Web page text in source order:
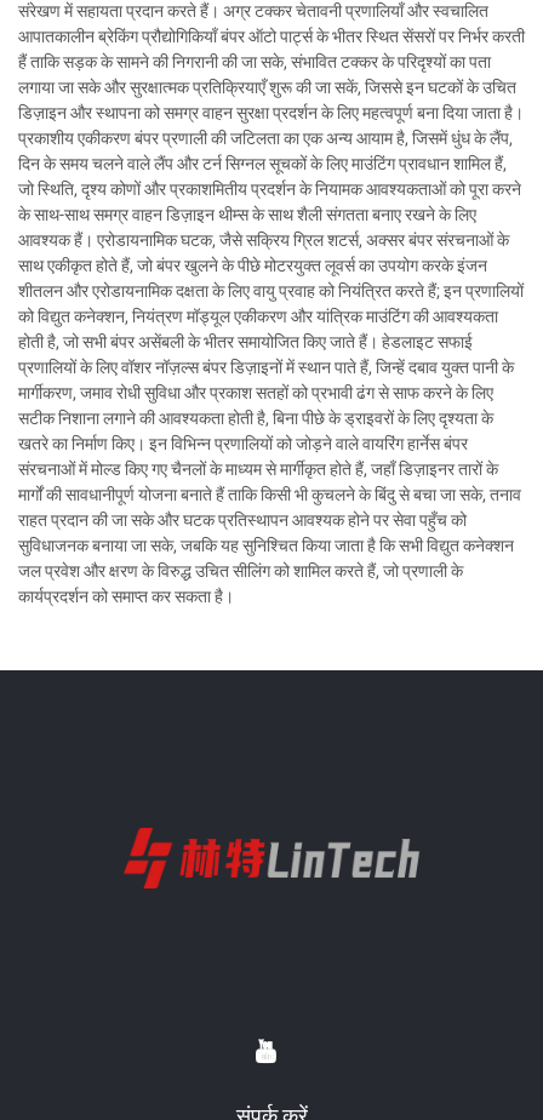
संरेखण में सहायता प्रदान करते हैं। अग्र टक्कर चेतावनी प्रणालियाँ और स्वचालित
आपातकालीन ब्रेकिंग प्रौद्योगिकियाँ बंपर ऑटो पार्ट्स के भीतर स्थित सेंसरों पर निर्भर करती
हैं ताकि सड़क के सामने की निगरानी की जा सके, संभावित टक्कर के परिदृश्यों का पता
लगाया जा सके और सुरक्षात्मक प्रतिक्रियाएँ शुरू की जा सकें, जिससे इन घटकों के उचित
डिज़ाइन और स्थापना को समग्र वाहन सुरक्षा प्रदर्शन के लिए महत्वपूर्ण बना दिया जाता है।
प्रकाशीय एकीकरण बंपर प्रणाली की जटिलता का एक अन्य आयाम है, जिसमें धुंध के लैंप,
दिन के समय चलने वाले लैंप और टर्न सिग्नल सूचकों के लिए माउंटिंग प्रावधान शामिल हैं,
जो स्थिति, दृश्य कोणों और प्रकाशमितीय प्रदर्शन के नियामक आवश्यकताओं को पूरा करने
के साथ-साथ समग्र वाहन डिज़ाइन थीम्स के साथ शैली संगतता बनाए रखने के लिए
आवश्यक हैं। एरोडायनामिक घटक, जैसे सक्रिय ग्रिल शटर्स, अक्सर बंपर संरचनाओं के
साथ एकीकृत होते हैं, जो बंपर खुलने के पीछे मोटरयुक्त लूवर्स का उपयोग करके इंजन
शीतलन और एरोडायनामिक दक्षता के लिए वायु प्रवाह को नियंत्रित करते हैं; इन प्रणालियों
को विद्युत कनेक्शन, नियंत्रण मॉड्यूल एकीकरण और यांत्रिक माउंटिंग की आवश्यकता
होती है, जो सभी बंपर असेंबली के भीतर समायोजित किए जाते हैं। हेडलाइट सफाई
प्रणालियों के लिए वॉशर नॉज़ल्स बंपर डिज़ाइनों में स्थान पाते हैं, जिन्हें दबाव युक्त पानी के
मार्गीकरण, जमाव रोधी सुविधा और प्रकाश सतहों को प्रभावी ढंग से साफ करने के लिए
सटीक निशाना लगाने की आवश्यकता होती है, बिना पीछे के ड्राइवरों के लिए दृश्यता के
खतरे का निर्माण किए। इन विभिन्न प्रणालियों को जोड़ने वाले वायरिंग हार्नेस बंपर
संरचनाओं में मोल्ड किए गए चैनलों के माध्यम से मार्गीकृत होते हैं, जहाँ डिज़ाइनर तारों के
मार्गों की सावधानीपूर्ण योजना बनाते हैं ताकि किसी भी कुचलने के बिंदु से बचा जा सके, तनाव
राहत प्रदान की जा सके और घटक प्रतिस्थापन आवश्यक होने पर सेवा पहुँच को
सुविधाजनक बनाया जा सके, जबकि यह सुनिश्चित किया जाता है कि सभी विद्युत कनेक्शन
जल प्रवेश और क्षरण के विरुद्ध उचित सीलिंग को शामिल करते हैं, जो प्रणाली के
कार्यप्रदर्शन को समाप्त कर सकता है।